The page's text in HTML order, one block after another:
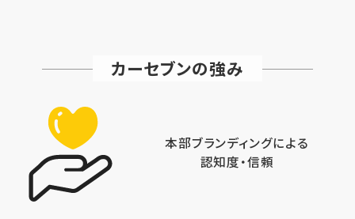
カーセブンの強み
本部ブランディングによる
認知度・信頼